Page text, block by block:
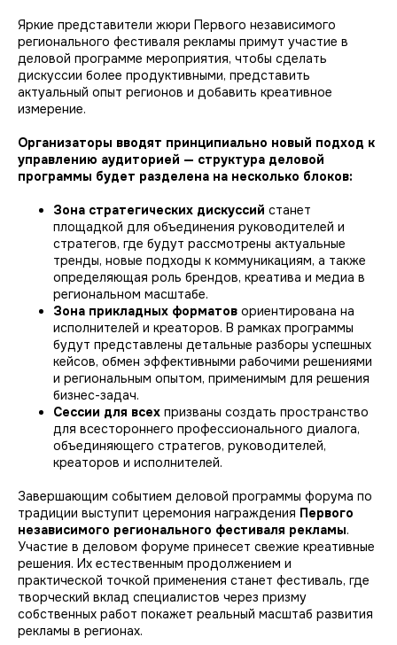
Яркие представители жюри Первого независимого
регионального фестиваля рекламы примут участие в
деловой программе мероприятия, чтобы сделать
дискуссии более продуктивными, представить
актуальный опыт регионов и добавить креативное
измерение.
Организаторы вводят принципиально новый подход к
управлению аудиторией — структура деловой
программы будет разделена на несколько блоков:
Зона стратегических дискуссий станет
площадкой для объединения руководителей и
стратегов, где будут рассмотрены актуальные
тренды, новые подходы к коммуникациям, а также
определяющая роль брендов, креатива и медиа в
региональном масштабе.
Зона прикладных форматов ориентирована на
исполнителей и креаторов. В рамках программы
будут представлены детальные разборы успешных
кейсов, обмен эффективными рабочими решениями
и региональным опытом, применимым для решения
бизнес-задач.
Сессии для всех призваны создать пространство
для всестороннего профессионального диалога,
объединяющего стратегов, руководителей,
креаторов и исполнителей.
Завершающим событием деловой программы форума по
традиции выступит церемония награждения Первого
независимого регионального фестиваля рекламы.
Участие в деловом форуме принесет свежие креативные
решения. Их естественным продолжением и
практической точкой применения станет фестиваль, где
творческий вклад специалистов через призму
собственных работ покажет реальный масштаб развития
рекламы в регионах.